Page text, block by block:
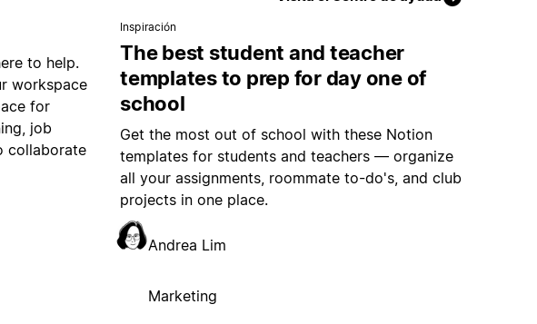
to help.
workspace
for
job
collaborate
Inspiración
The best student and teacher
templates to prep for day one of
school
Get the most out of school with these Notion
templates for students and teachers — organize
all your assignments, roommate to-do's, and club
projects in one place.
Andrea Lim
Marketing